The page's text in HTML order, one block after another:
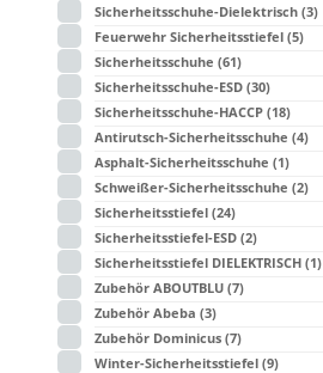
Sicherheitsschuhe-Dielektrisch (3)
Feuerwehr Sicherheitsstiefel (5)
Sicherheitsschuhe (61)
Sicherheitsschuhe-ESD (30)
Sicherheitsschuhe-HACCP (18)
Antirutsch-Sicherheitsschuhe (4)
Asphalt-Sicherheitsschuhe (1)
Schweißer-Sicherheitsschuhe (2)
Sicherheitsstiefel (24)
Sicherheitsstiefel-ESD (2)
Sicherheitsstiefel DIELEKTRISCH (1)
Zubehör ABOUTBLU (7)
Zubehör Abeba (3)
Zubehör Dominicus (7)
Winter-Sicherheitsstiefel (9)